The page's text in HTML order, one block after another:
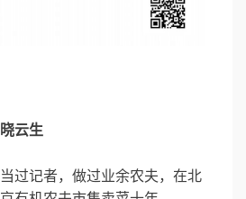
晓云生
当过记者，做过业余农夫，在北